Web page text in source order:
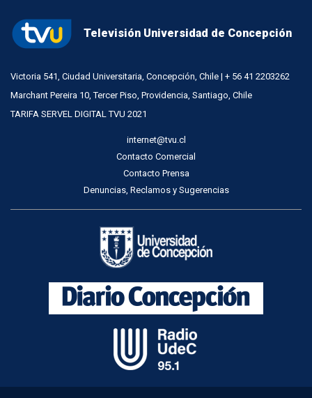
Televisión Universidad de Concepción
Victoria 541, Ciudad Universitaria, Concepción, Chile | + 56 41 2203262
Marchant Pereira 10, Tercer Piso, Providencia, Santiago, Chile
TARIFA SERVEL DIGITAL TVU 2021
internet@tvu.cl
Contacto Comercial
Contacto Prensa
Denuncias, Reclamos y Sugerencias